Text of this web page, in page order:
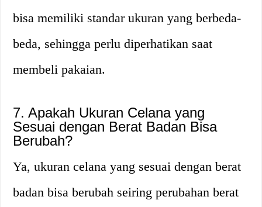
bisa memiliki standar ukuran yang berbeda-
beda, sehingga perlu diperhatikan saat
membeli pakaian.
7. Apakah Ukuran Celana yang
Sesuai dengan Berat Badan Bisa
Berubah?
Ya, ukuran celana yang sesuai dengan berat
badan bisa berubah seiring perubahan berat